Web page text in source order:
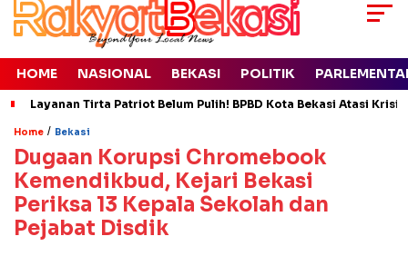
HOME NASIONAL BEKASI POLITIK
Layanan Tirta Patriot Belum Pulih! BPBD Kota Bekasi Atasi
Home / Bekasi
Dugaan Korupsi Chromebook
Kemendikbud, Kejari Bekasi
Periksa 13 Kepala Sekolah dan
Pejabat Disdik